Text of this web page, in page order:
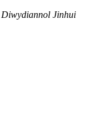
Jinhui